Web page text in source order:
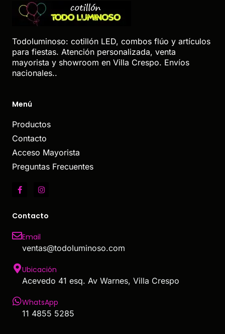
Todoluminoso: cotillón LED, combos flúo y artículos
para fiestas. Atención personalizada, venta
mayorista y showroom en Villa Crespo. Envíos
nacionales..
Menú
Productos
Contacto
Acceso Mayorista
Preguntas Frecuentes
Contacto
Email
ventas@todoluminoso.com
Ubicación
Acevedo 41 esq. Av Warnes, Villa Crespo
WhatsApp
11 4855 5285